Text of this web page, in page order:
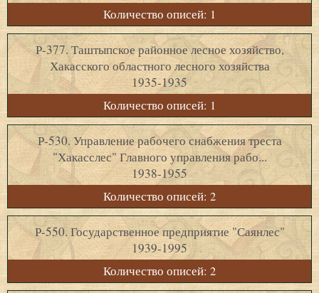
Количество описей: 1
Р-377. Таштыпское районное лесное хозяйство,
Хакасского областного лесного хозяйства
1935-1935
Количество описей: 1
Р-530. Управление рабочего снабжения треста
"Хакасслес" Главного управления рабо...
1938-1955
Количество описей: 2
Р-550. Государственное предприятие "Саянлес"
1939-1995
Количество описей: 2